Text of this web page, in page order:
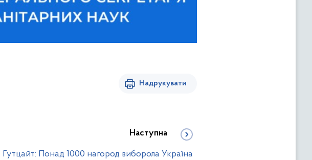
Надрукувати
Наступна
Понад 1000 нагород виборола Україна